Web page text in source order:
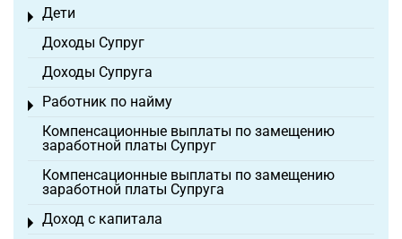
Дети
Toggle menu
Доходы Супруг
Доходы Супруга
Работник по найму
Toggle menu
Компенсационные выплаты по замещению
заработной платы Супруг
Компенсационные выплаты по замещению
заработной платы Супруга
Доход с капитала
Toggle menu